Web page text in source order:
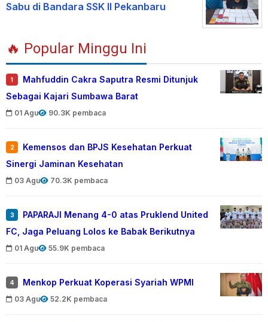
Sabu di Bandara SSK II Pekanbaru
🔥 Popular Minggu Ini
1
Mahfuddin Cakra Saputra Resmi Ditunjuk
Sebagai Kajari Sumbawa Barat
01 Agu 90.3K pembaca
2
Kemensos dan BPJS Kesehatan Perkuat
Sinergi Jaminan Kesehatan
03 Agu 70.3K pembaca
3
PAPARAJI Menang 4-0 atas Pruklend United
FC, Jaga Peluang Lolos ke Babak Berikutnya
01 Agu 55.9K pembaca
4 Menkop Perkuat Koperasi Syariah WPMI
03 Agu 52.2K pembaca